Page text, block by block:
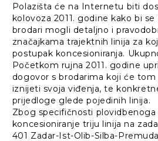
Polazišta će na Internetu biti
kolovoza 2011. godine kako bi
brodari mogli detaljno i
značajkama trajektnih linija za
postupak koncesioniranja.
Početkom rujna 2011. godine
dogovor s brodarima koji će
iznijeti svoja viđenja, te
prijedloge glede pojedinih linija.
Zbog specifičnosti plovidbenoga
koncesioniranje triju linija na
401 Zadar-Ist-Olib-Silba-